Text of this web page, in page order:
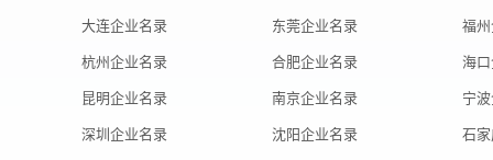
大连企业名录 东莞企业名录 福
杭州企业名录 合肥企业名录 海
昆明企业名录 南京企业名录 宁
深圳企业名录 沈阳企业名录 石